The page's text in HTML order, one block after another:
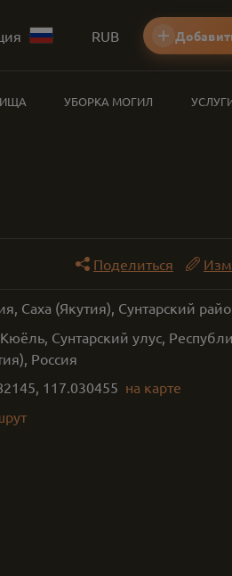
RUB
УБОРКА МОГИЛ
Поделиться
Саха (Якутия), Сунтарский
Сунтарский улус,
Россия
, 117.030455 на карте